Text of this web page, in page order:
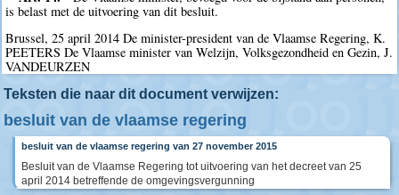
is belast met de uitvoering van dit besluit.
Brussel, 25 april 2014 De minister-president van de Vlaamse Regering, K.
PEETERS De Vlaamse minister van Welzijn, Volksgezondheid en Gezin, J.
VANDEURZEN
Teksten die naar dit document verwijzen:
besluit van de vlaamse regering
besluit van de vlaamse regering van 27 november 2015
Besluit van de Vlaamse Regering tot uitvoering van het decreet van 25
april 2014 betreffende de omgevingsvergunning